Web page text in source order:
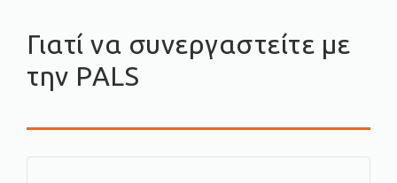
Γιατί να συνεργαστείτε με
την PALS